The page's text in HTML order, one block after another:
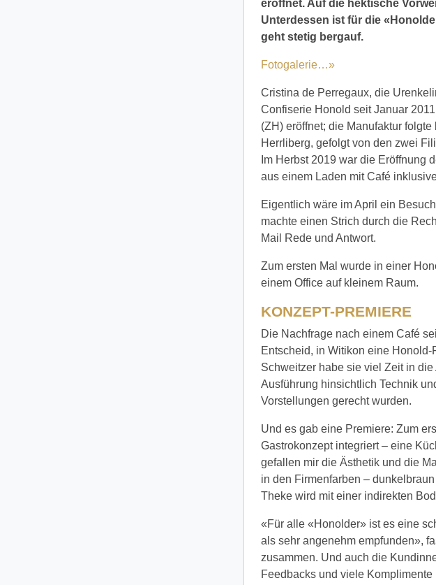
eröffnet. Auf die hektische
Unterdessen ist für die
geht stetig bergauf.
Fotogalerie…»
Cristina de Perregaux, die
Confiserie Honold seit Januar
(ZH) eröffnet; die Manufaktur
Herrliberg, gefolgt von den zwei
Im Herbst 2019 war die Eröffnung
aus einem Laden mit Café
Eigentlich wäre im April ein
machte einen Strich durch die
Mail Rede und Antwort.
Zum ersten Mal wurde in einer
einem Office auf kleinem Raum.
KONZEPT-PREMIERE
Die Nachfrage nach einem Café
Entscheid, in Witikon eine
Schweitzer habe sie viel Zeit in
Ausführung hinsichtlich Technik
Vorstellungen gerecht wurden.
Und es gab eine Premiere: Zum
Gastrokonzept integriert – eine
gefallen mir die Ästhetik und die
in den Firmenfarben –
Theke wird mit einer indirekten
«Für alle «Honolder» ist es eine
als sehr an­genehm empfunden»,
zusammen. Und auch die
Feedbacks und viele Komplimente